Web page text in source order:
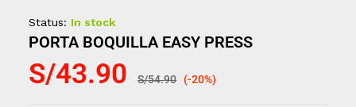
Status: In stock
PORTA BOQUILLA EASY PRESS
S/43.90 S/54.90 (-20%)